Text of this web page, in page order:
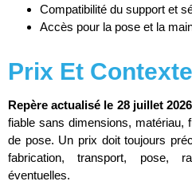
Compatibilité du support et
Accès pour la pose et la
Prix Et Contexte
Repère actualisé le 28 juillet
fiable sans dimensions, matériau,
de pose. Un prix doit toujours
fabrication, transport, pose,
éventuelles.